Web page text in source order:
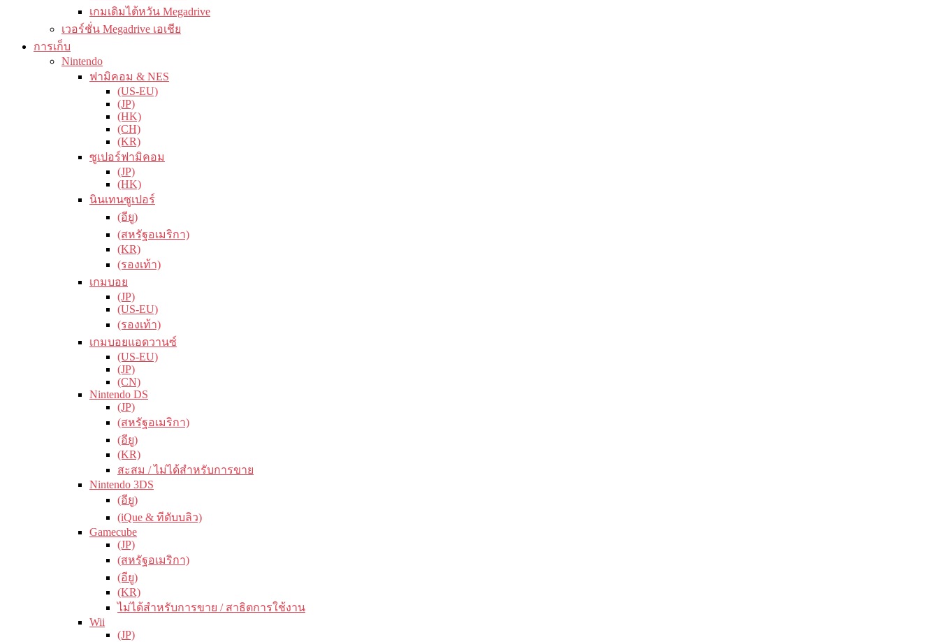
เกมเดิมไต้หวัน Megadrive
เวอร์ชั่น Megadrive เอเชีย
การเก็บ
Nintendo
ฟามิคอม & NES
(US-EU)
(JP)
(HK)
(CH)
(KR)
ซูเปอร์ฟามิคอม
(JP)
(HK)
นินเทนซูเปอร์
(อียู)
(สหรัฐอเมริกา)
(KR)
(รองเท้า)
เกมบอย
(JP)
(US-EU)
(รองเท้า)
เกมบอยแอดวานซ์
(US-EU)
(JP)
(CN)
Nintendo DS
(JP)
(สหรัฐอเมริกา)
(อียู)
(KR)
สะสม / ไม่ได้สำหรับการขาย
Nintendo 3DS
(อียู)
(iQue & ทีดับบลิว)
Gamecube
(JP)
(สหรัฐอเมริกา)
(อียู)
(KR)
ไม่ได้สำหรับการขาย / สาธิตการใช้งาน
Wii
(JP)